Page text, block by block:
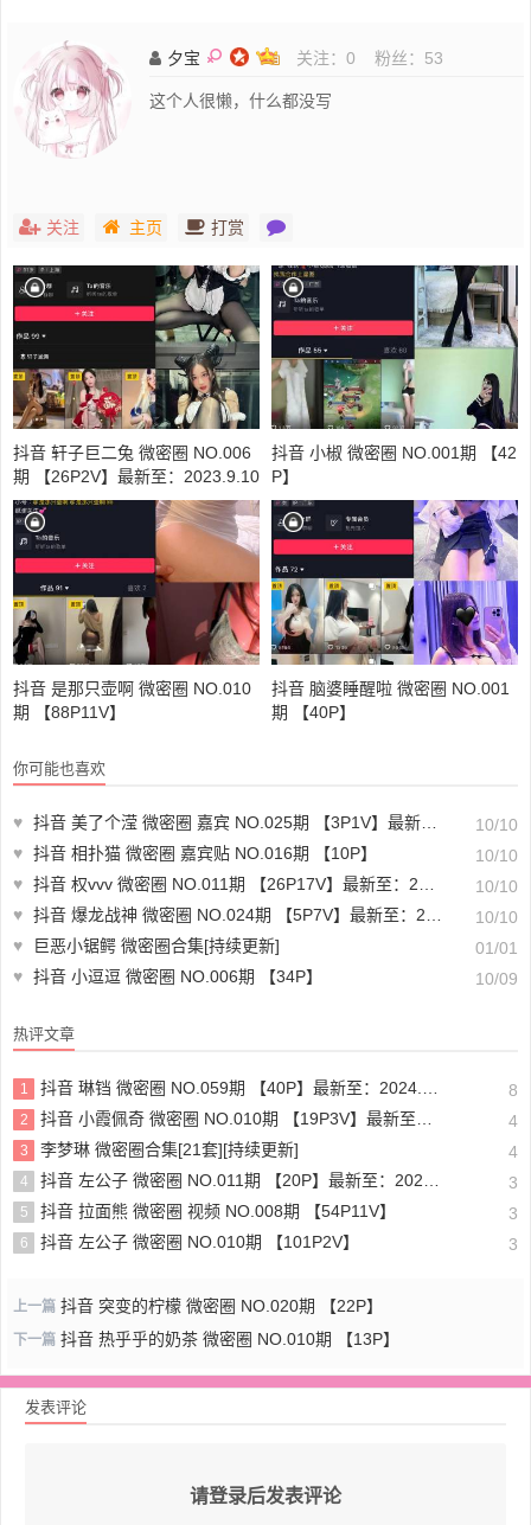
夕宝 关注： 0 粉丝： 53
这个人很懒，什么都没写
关注 主页 打赏
抖音 轩子巨二兔 微密圈 NO.006
期 【26P2V】最新至：2023.9.10
抖音 小椒 微密圈 NO.001期 【42
P】
抖音 是那只壶啊 微密圈 NO.010
期 【88P11V】
抖音 脑婆睡醒啦 微密圈 NO.001
期 【40P】
你可能也喜欢
♥ 抖音 美了个滢 微密圈 嘉宾 NO.025期 【3P1V】最新至：2023.6.28
10/10
♥ 抖音 相扑猫 微密圈 嘉宾贴 NO.016期 【10P】
10/10
♥ 抖音 权vvv 微密圈 NO.011期 【26P17V】最新至：2023.8.7
10/10
♥ 抖音 爆龙战神 微密圈 NO.024期 【5P7V】最新至：2023.9..6
10/10
♥
巨恶小锯鳄 微密圈合集[持续更新]
01/01
♥ 抖音 小逗逗 微密圈 NO.006期 【34P】 10/09
热评文章
1 抖音 琳铛 微密圈 NO.059期 【40P】最新至：2024.1.10 8
2 抖音 小霞佩奇 微密圈 NO.010期 【19P3V】最新至：2025.5.26 4
3 李梦琳 微密圈合集[21套][持续更新] 4
4 抖音 左公子 微密圈 NO.011期 【20P】最新至：2024.5.13 3
5 抖音 拉面熊 微密圈 视频 NO.008期 【54P11V】 3
6 抖音 左公子 微密圈 NO.010期 【101P2V】 3
上一篇 抖音 突变的柠檬 微密圈 NO.020期 【22P】
下一篇 抖音 热乎乎的奶茶 微密圈 NO.010期 【13P】
发表评论
请登录后发表评论